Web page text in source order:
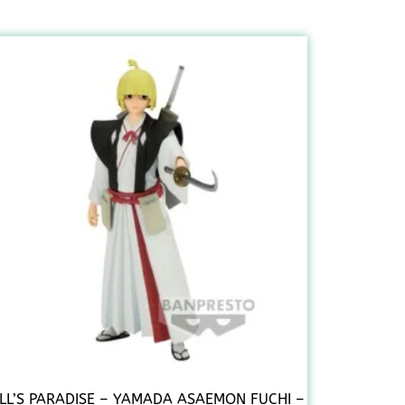
PARADISE – YAMADA ASAEMON FUCHI –